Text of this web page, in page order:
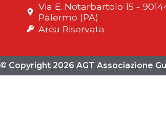
Via E. Notarbartolo 15 -
Palermo (PA)
Area Riservata
© Copyright 2026 AGT Associazione